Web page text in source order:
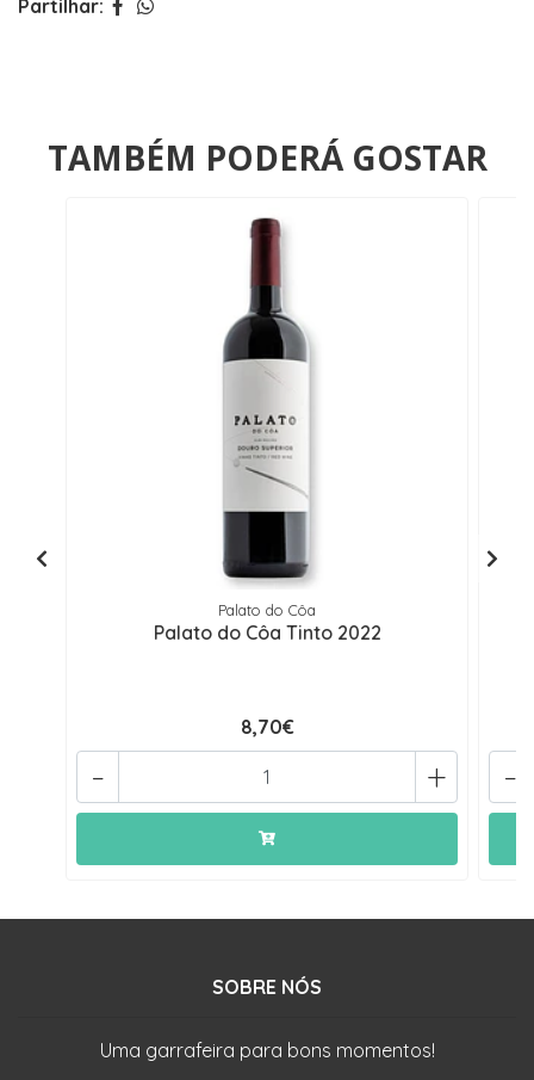
Partilhar:
TAMBÉM PODERÁ GOSTAR
Palato do Côa
Palato do Côa Tinto 2022
8,70€
+
- -
SOBRE NÓS
Uma garrafeira para bons momentos!